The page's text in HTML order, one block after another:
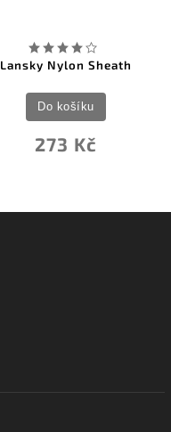
Lansky Nylon Sheath
273 Kč
Do košíku